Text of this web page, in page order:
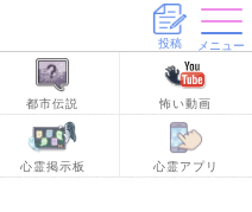
投稿 メニュー
都市伝説 怖い動画
心霊掲示板 心霊アプリ